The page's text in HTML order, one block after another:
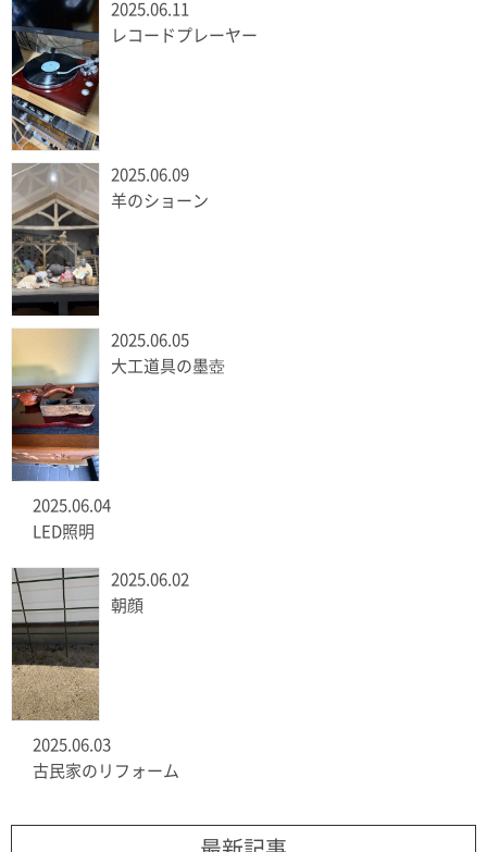
2025.06.11
レコードプレーヤー
2025.06.09
羊のショーン
2025.06.05
大工道具の墨壺
2025.06.04
LED照明
2025.06.02
朝顔
2025.06.03
古民家のリフォーム